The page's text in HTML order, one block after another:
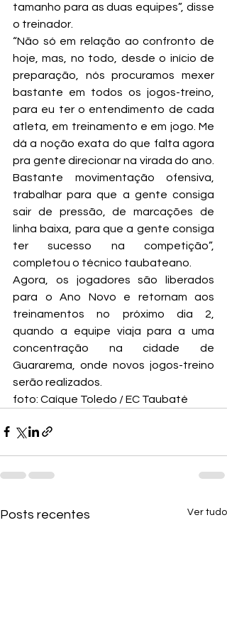
tamanho para as duas equipes”, disse
o treinador.
“Não só em relação ao confronto de
hoje, mas, no todo, desde o início de
preparação, nós procuramos mexer
bastante em todos os jogos-treino,
para eu ter o entendimento de cada
atleta, em treinamento e em jogo. Me
dá a noção exata do que falta agora
pra gente direcionar na virada do ano.
Bastante movimentação ofensiva,
trabalhar para que a gente consiga
sair de pressão, de marcações de
linha baixa, para que a gente consiga
ter sucesso na competição”,
completou o técnico taubateano.
Agora, os jogadores são liberados
para o Ano Novo e retornam aos
treinamentos no próximo dia 2,
quando a equipe viaja para a uma
concentração na cidade de
Guararema, onde novos jogos-treino
serão realizados.
foto: Caíque Toledo / EC Taubaté
Posts recentes Ver tudo